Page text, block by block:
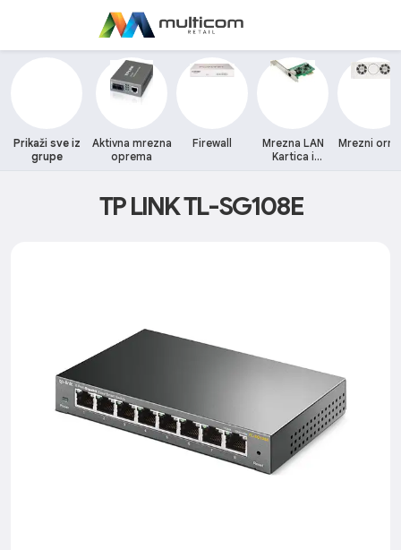
Prikaži sve iz
grupe
Aktivna mrezna
oprema
Firewall
Mrezna LAN
Kartica i
Mrezni
TP LINK TL-SG108E